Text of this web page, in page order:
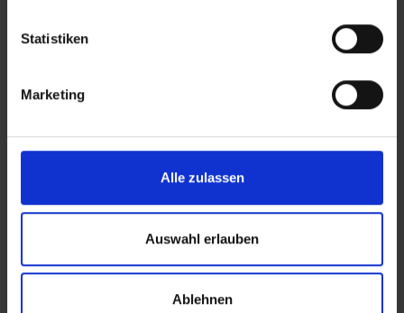
Statistiken
Marketing
Alle zulassen
Auswahl erlauben
Ablehnen
interessieren